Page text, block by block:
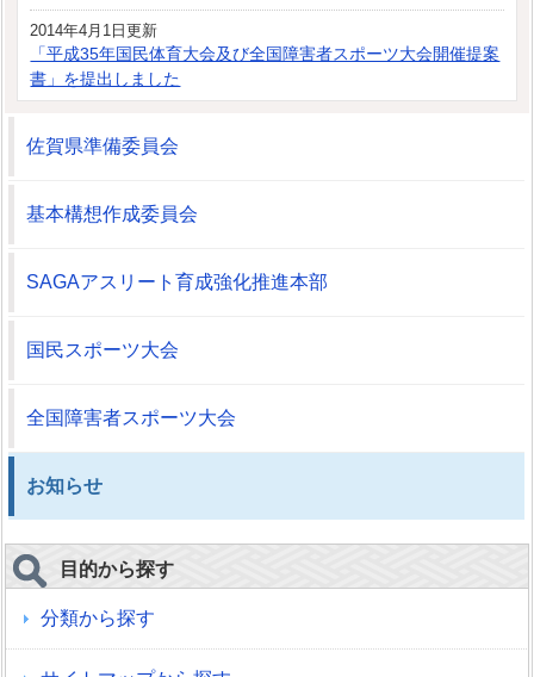
2014年4月1日更新
「平成35年国民体育大会及び全国障害者スポーツ大会開催提案
書」を提出しました
佐賀県準備委員会
基本構想作成委員会
SAGAアスリート育成強化推進本部
国民スポーツ大会
全国障害者スポーツ大会
お知らせ
目的から探す
分類から探す